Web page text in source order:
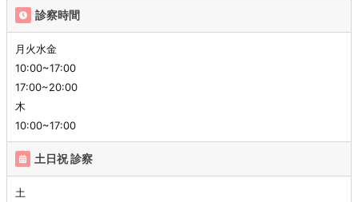
診察時間
月火水金
10:00~17:00
17:00~20:00
木
10:00~17:00
土日祝 診察
土